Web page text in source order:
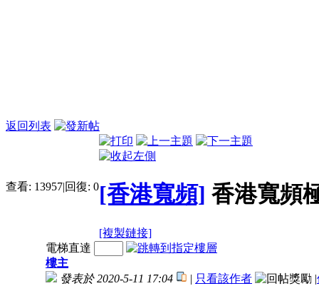
返回列表
查看: 13957|回復: 0[香港寬頻] 香港寬頻
[複製鏈接]
電梯直達
樓主
發表於 2020-5-11 17:04
| 只看該作者 |